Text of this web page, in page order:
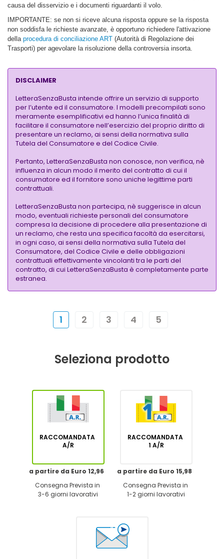
causa del disservizio e i documenti riguardanti il volo.
IMPORTANTE: se non si riceve alcuna risposta oppure se la risposta
non soddisfa le richieste avanzate, è opportuno richiedere l'attivazione
della procedura di conciliazione ART (Autorità di Regolazione dei
Trasporti) per agevolare la risoluzione della controversia insorta.
DISCLAIMER
LetteraSenzaBusta intende offrire un servizio di supporto
per l’utente ed il consumatore. I modelli precompilati sono
meramente esemplificativi ed hanno l’unica finalità di
facilitare il consumatore nell’esercizio del proprio diritto di
presentare un reclamo, ai sensi della normativa sulla
Tutela del Consumatore e del Codice Civile.
Pertanto, LetteraSenzaBusta non conosce, non verifica, nè
influenza in alcun modo il merito del contratto di cui il
consumatore ed il fornitore sono uniche legittime parti
contrattuali.
LetteraSenzaBusta non partecipa, nè suggerisce in alcun
modo, eventuali richieste personali del consumatore
compresa la decisione di procedere alla presentazione di
un reclamo, che resta una specifica facoltà da esercitarsi,
in ogni caso, ai sensi della normativa sulla Tutela del
Consumatore, del Codice Civile e delle obbligazioni
contrattuali effettivamente vincolanti tra le parti del
contratto, di cui LetteraSenzaBusta è completamente parte
estranea.
1 2 3 4 5
Seleziona prodotto
RACCOMANDATA
A/R
a partire da Euro 12,96
Consegna Prevista in
3-6 giorni lavorativi
RACCOMANDATA
1 A/R
a partire da Euro 15,98
Consegna Prevista in
1-2 giorni lavorativi